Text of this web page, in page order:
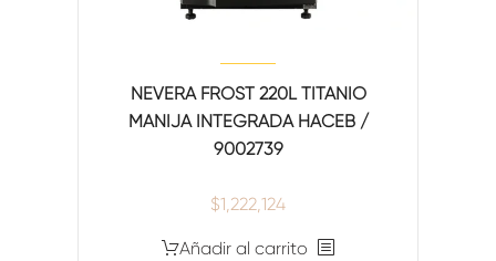
NEVERA FROST 220L TITANIO
MANIJA INTEGRADA HACEB /
9002739
$1,222,124
Añadir al carrito